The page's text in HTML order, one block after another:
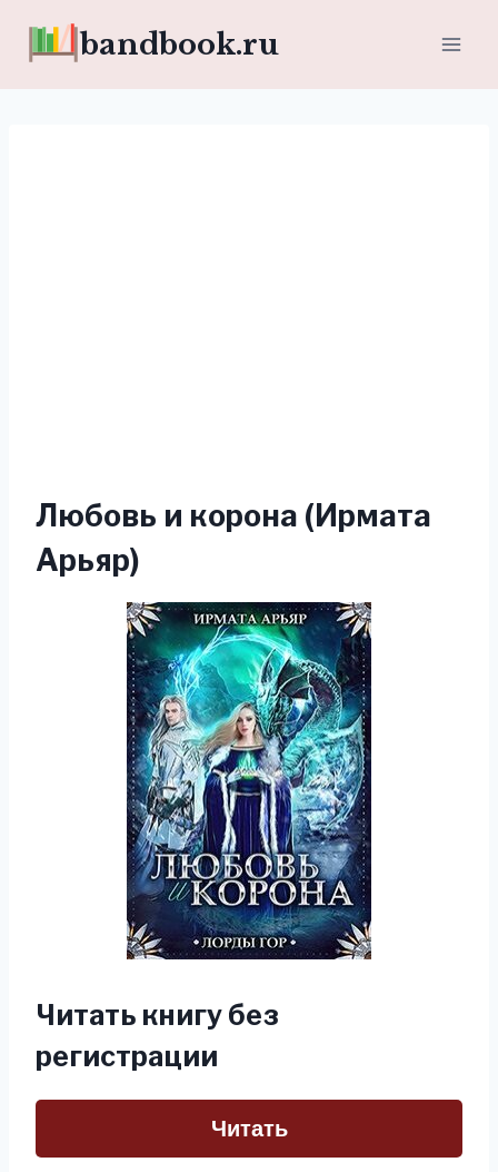
bandbook.ru
Любовь и корона (Ирмата
Арьяр)
Читать книгу без
регистрации
Читать